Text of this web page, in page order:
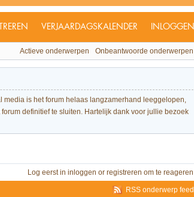
VERJAARDAGSKALENDER INLOGGEN
Actieve onderwerpen Onbeantwoorde onderwerpen
media is het forum helaas langzamerhand leeggelopen,
definitief te sluiten. Hartelijk dank voor jullie bezoek
Log eerst in inloggen or registreren om te reageren
RSS onderwerp feed